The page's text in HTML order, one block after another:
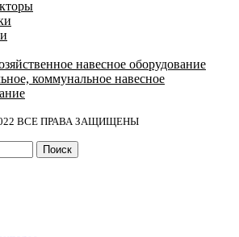
навесное оборудование
коммунальное навесное
ВСЕ ПРАВА ЗАЩИЩЕНЫ
Поиск